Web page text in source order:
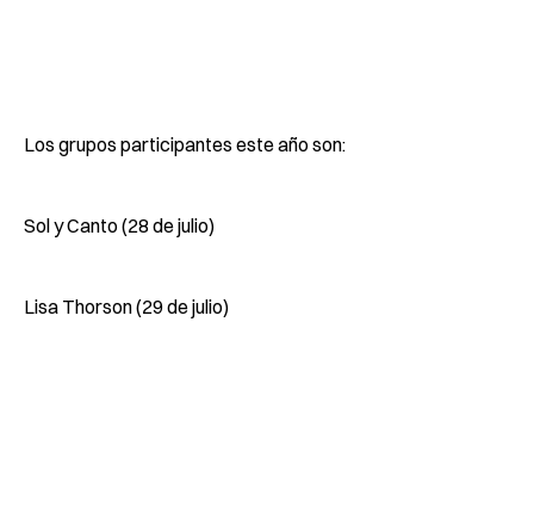
Los grupos participantes este año son:
Sol y Canto (28 de julio)
Lisa Thorson (29 de julio)